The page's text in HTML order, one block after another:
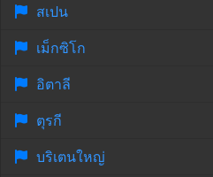
สเปน
เม็กซิโก
อิตาลี
ตุรกี
บริเตนใหญ่